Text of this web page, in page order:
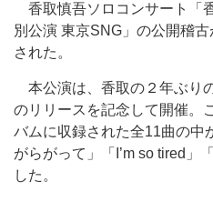
香取慎吾ソロコンサート「
別公演 東京SNG」の公開稽
された。
本公演は、香取の２年ぶり
のリリースを記念して開催。
バムに収録された全11曲の中
がらがって」「I’m so tired」
した。